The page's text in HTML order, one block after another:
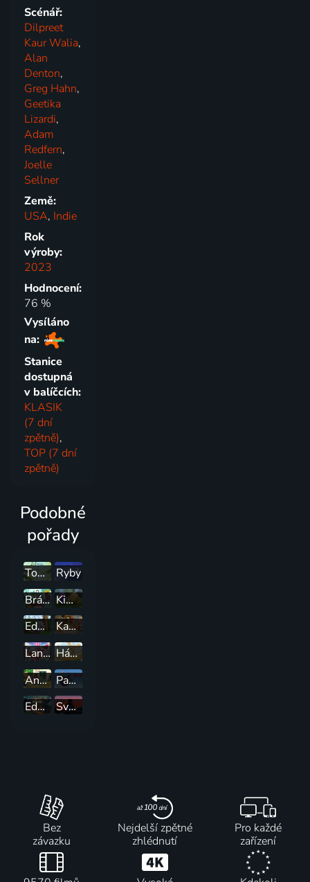
Scénář:
Dilpreet
Kaur Walia,
Alan
Denton,
Greg Hahn,
Geetika
Lizardi,
Adam
Redfern,
Joelle
Sellner
Země:
USA, Indie
Rok
výroby:
2023
Hodnocení:
76 %
Vysíláno
na:
Stanice
dostupná
v balíčcích:
KLASIK
(7 dní
zpětně),
TOP (7 dní
zpětně)
Podobné
pořady
Tobiáš Lolness
Ryby
Bráška ještěr
Kiwi a Strit
Eddie je Yeti
Kamarád na každý pád
Lana Longbeard
Hádej, jak moc tě mám rád
Anna a kamarádi
Papuchálkové
Edmond a Lucy
Svobodu slepicím!
Bez
závazku
Nejdelší zpětné
zhlédnutí
Pro každé
zařízení